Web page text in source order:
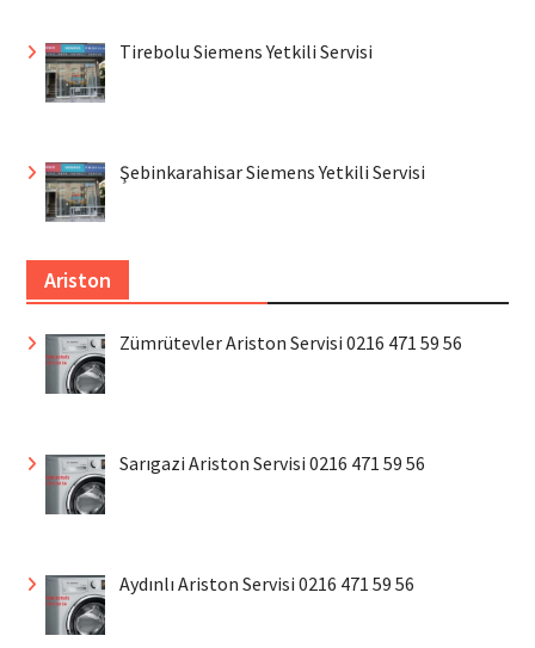
Tirebolu Siemens Yetkili Servisi
Şebinkarahisar Siemens Yetkili Servisi
Ariston
Zümrütevler Ariston Servisi 0216 471 59 56
Sarıgazi Ariston Servisi 0216 471 59 56
Aydınlı Ariston Servisi 0216 471 59 56